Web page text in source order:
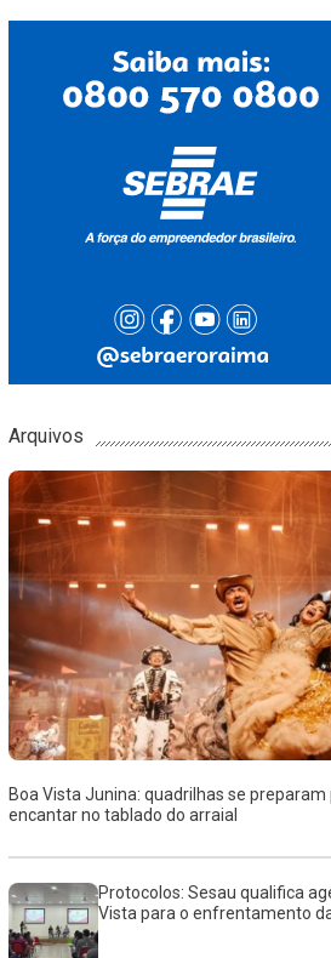
Arquivos
Boa Vista Junina: quadrilhas se
encantar no tablado do arraial
Protocolos: Sesau qualifica
Vista para o enfrentamento